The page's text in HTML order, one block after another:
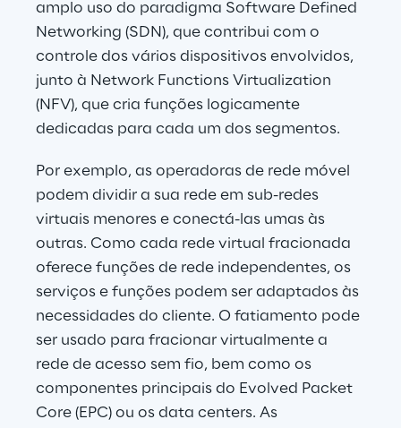
amplo uso do paradigma Software Defined
Networking (SDN), que contribui com o
controle dos vários dispositivos envolvidos,
junto à Network Functions Virtualization
(NFV), que cria funções logicamente
dedicadas para cada um dos segmentos.
Por exemplo, as operadoras de rede móvel
podem dividir a sua rede em sub-redes
virtuais menores e conectá-las umas às
outras. Como cada rede virtual fracionada
oferece funções de rede independentes, os
serviços e funções podem ser adaptados às
necessidades do cliente. O fatiamento pode
ser usado para fracionar virtualmente a
rede de acesso sem fio, bem como os
componentes principais do Evolved Packet
Core (EPC) ou os data centers. As